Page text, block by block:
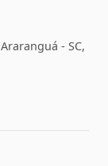
- SC,